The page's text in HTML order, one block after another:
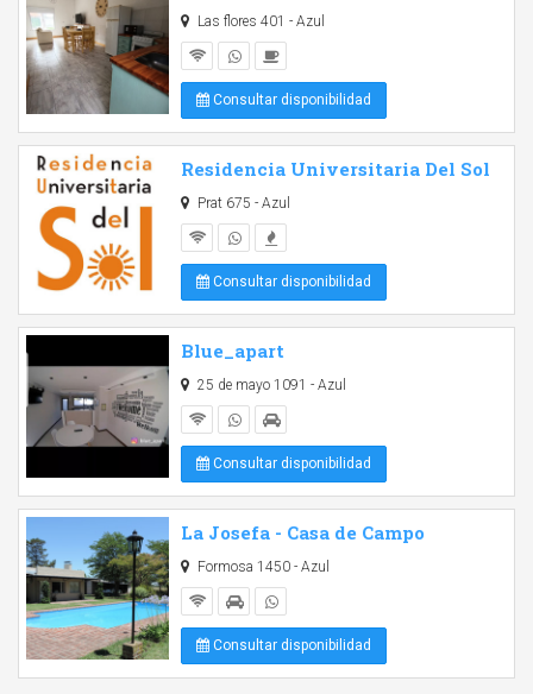
Las flores 401 - Azul
Consultar disponibilidad
Residencia Universitaria Del Sol
Prat 675 - Azul
Consultar disponibilidad
Blue_apart
25 de mayo 1091 - Azul
Consultar disponibilidad
La Josefa - Casa de Campo
Formosa 1450 - Azul
Consultar disponibilidad